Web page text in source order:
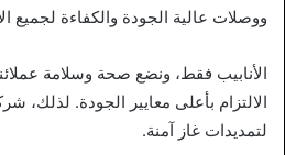
ووصلات عالية الجودة والكفاءة لجميع
الأنابيب فقط، ونضع صحة وسلامة
الالتزام بأعلى معايير الجودة. لذلك،
لتمديدات غاز آمنة.